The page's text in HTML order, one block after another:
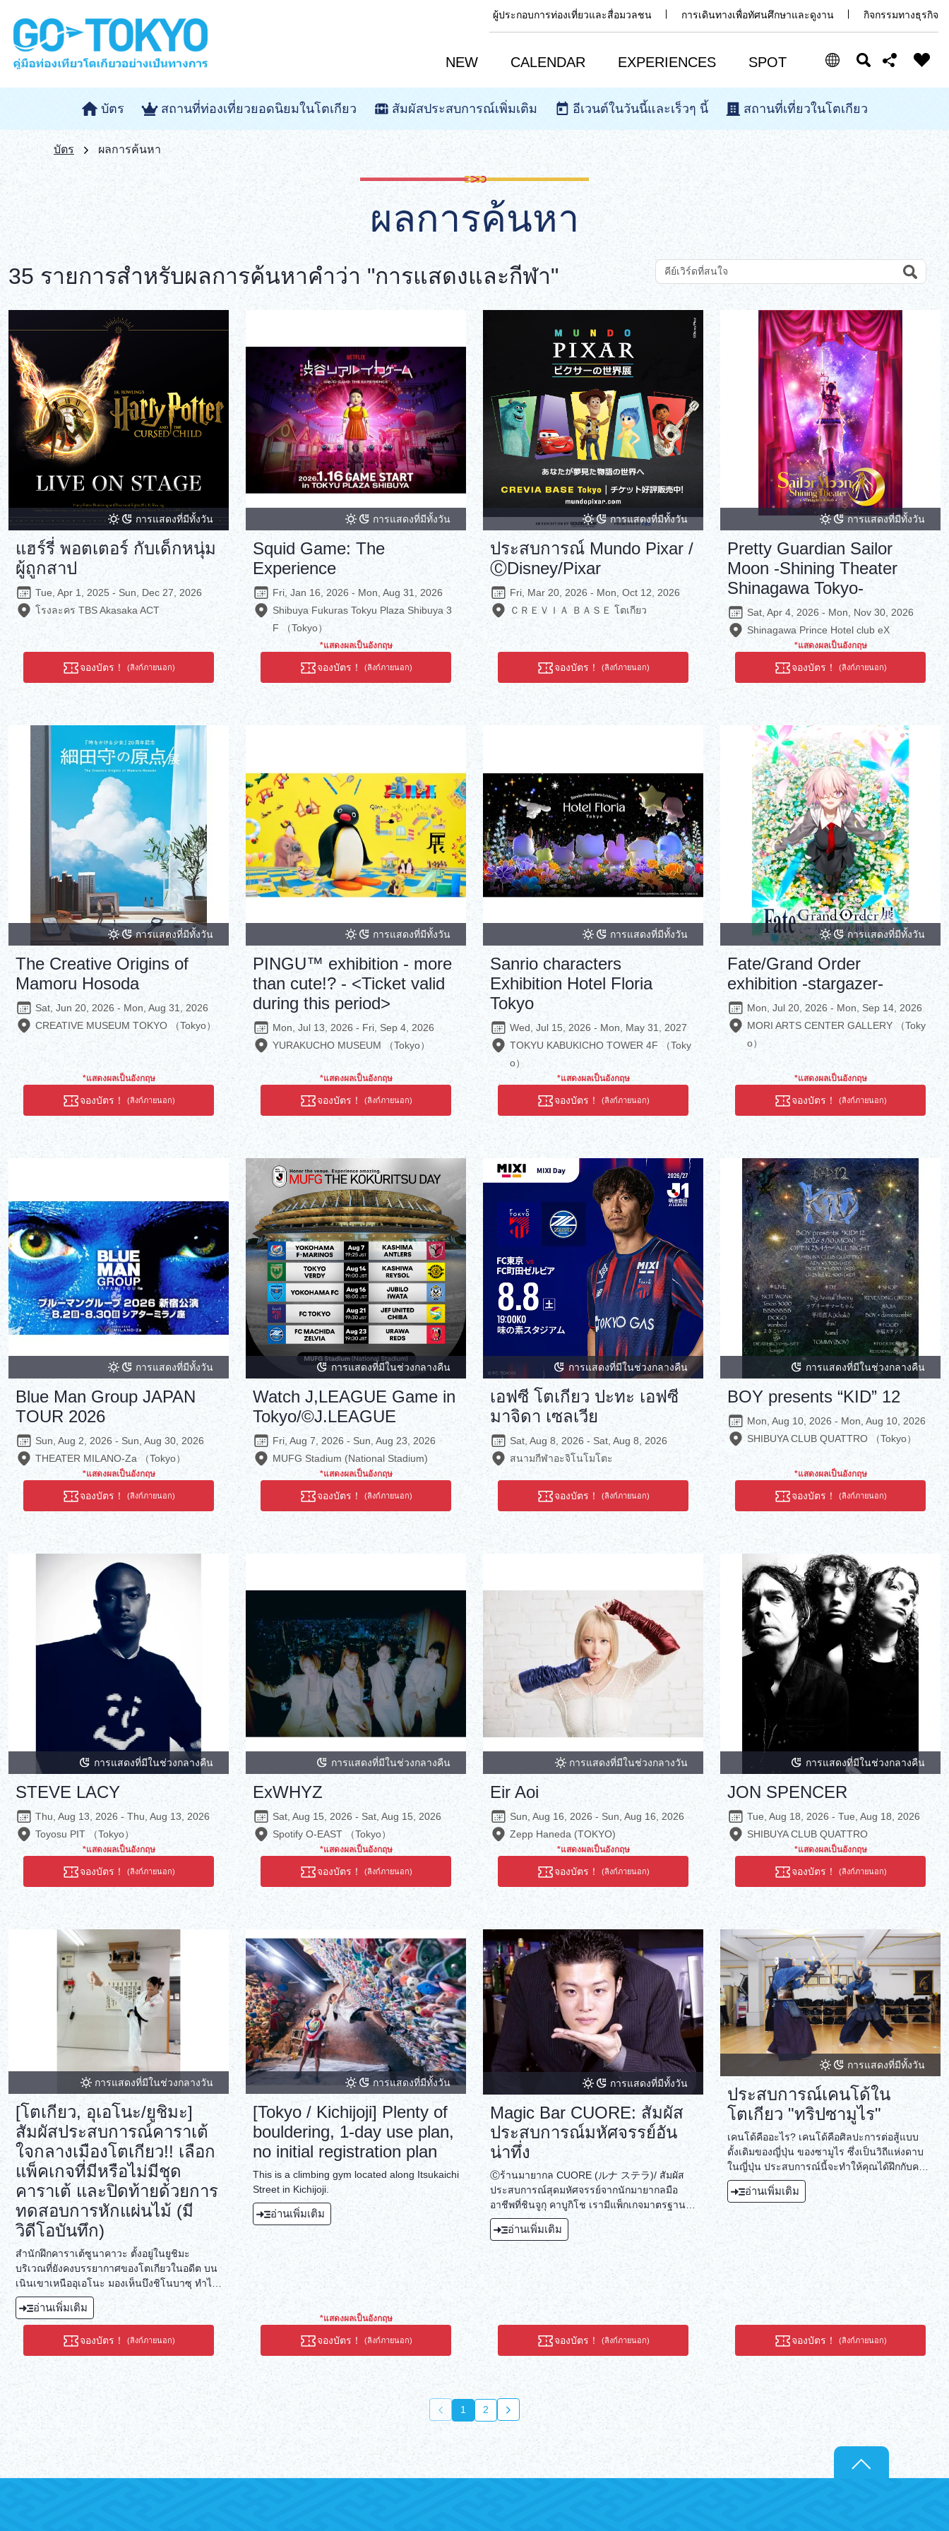
ผู้ประกอบการท่องเที่ยวและสื่อมวลชน การเดินทางเพื่อทัศนศึกษาและดูงาน กิจกรรมทางธุรกิจ
NEW CALENDAR EXPERIENCES SPOT
Select Language
ENGLISH
中文(简体)
中文(繁體/正體)
한글
ภาษาไทย
DEUTSCH
ITALIANO
ESPAÑOL
FRANÇAIS
Share this page
Facebook
X (Twitter)
Email
Copy URL
บัตร สถานที่ท่องเที่ยวยอดนิยมในโตเกียว สัมผัสประสบการณ์เพิ่มเติม อีเวนต์ในวันนี้และเร็วๆ นี้ สถานที่เที่ยวในโตเกียว
บัตร ผลการค้นหา
ผลการค้นหา
35 รายการสำหรับผลการค้นหาคำว่า "การแสดงและกีฬา"
Search
ค้นหาสถานที่ท่องเที่ยวด้วยคีย์เวิร์ด
การแสดงที่มีทั้งวัน
แฮร์รี่ พอตเตอร์ กับเด็กหนุ่ม
ผู้ถูกสาป
Tue, Apr 1, 2025 - Sun, Dec 27, 2026
โรงละคร TBS Akasaka ACT
จองบัตร！ (ลิงก์ภายนอก)
การแสดงที่มีทั้งวัน
Squid Game: The
Experience
Fri, Jan 16, 2026 - Mon, Aug 31, 2026
Shibuya Fukuras Tokyu Plaza Shibuya 3
F （Tokyo）
*แสดงผลเป็นอังกฤษ
จองบัตร！ (ลิงก์ภายนอก)
การแสดงที่มีทั้งวัน
ประสบการณ์ Mundo Pixar /
ⒸDisney/Pixar
Fri, Mar 20, 2026 - Mon, Oct 12, 2026
ＣＲＥＶＩＡ ＢＡＳＥ โตเกียว
จองบัตร！ (ลิงก์ภายนอก)
การแสดงที่มีทั้งวัน
Pretty Guardian Sailor
Moon -Shining Theater
Shinagawa Tokyo-
Sat, Apr 4, 2026 - Mon, Nov 30, 2026
Shinagawa Prince Hotel club eX
*แสดงผลเป็นอังกฤษ
จองบัตร！ (ลิงก์ภายนอก)
การแสดงที่มีทั้งวัน
The Creative Origins of
Mamoru Hosoda
Sat, Jun 20, 2026 - Mon, Aug 31, 2026
CREATIVE MUSEUM TOKYO （Tokyo）
*แสดงผลเป็นอังกฤษ
จองบัตร！ (ลิงก์ภายนอก)
การแสดงที่มีทั้งวัน
PINGU™ exhibition - more
than cute!? - <Ticket valid
during this period>
Mon, Jul 13, 2026 - Fri, Sep 4, 2026
YURAKUCHO MUSEUM （Tokyo）
*แสดงผลเป็นอังกฤษ
จองบัตร！ (ลิงก์ภายนอก)
การแสดงที่มีทั้งวัน
Sanrio characters
Exhibition Hotel Floria
Tokyo
Wed, Jul 15, 2026 - Mon, May 31, 2027
TOKYU KABUKICHO TOWER 4F （Toky
o）
*แสดงผลเป็นอังกฤษ
จองบัตร！ (ลิงก์ภายนอก)
การแสดงที่มีทั้งวัน
Fate/Grand Order
exhibition -stargazer-
Mon, Jul 20, 2026 - Mon, Sep 14, 2026
MORI ARTS CENTER GALLERY （Toky
o）
*แสดงผลเป็นอังกฤษ
จองบัตร！ (ลิงก์ภายนอก)
การแสดงที่มีทั้งวัน
Blue Man Group JAPAN
TOUR 2026
Sun, Aug 2, 2026 - Sun, Aug 30, 2026
THEATER MILANO-Za （Tokyo）
*แสดงผลเป็นอังกฤษ
จองบัตร！ (ลิงก์ภายนอก)
การแสดงที่มีในช่วงกลางคืน
Watch J,LEAGUE Game in
Tokyo/©J.LEAGUE
Fri, Aug 7, 2026 - Sun, Aug 23, 2026
MUFG Stadium (National Stadium)
*แสดงผลเป็นอังกฤษ
จองบัตร！ (ลิงก์ภายนอก)
การแสดงที่มีในช่วงกลางคืน
เอฟซี โตเกียว ปะทะ เอฟซี
มาจิดา เซลเวีย
Sat, Aug 8, 2026 - Sat, Aug 8, 2026
สนามกีฬาอะจิโนโมโตะ
จองบัตร！ (ลิงก์ภายนอก)
การแสดงที่มีในช่วงกลางคืน
BOY presents “KID” 12
Mon, Aug 10, 2026 - Mon, Aug 10, 2026
SHIBUYA CLUB QUATTRO （Tokyo）
*แสดงผลเป็นอังกฤษ
จองบัตร！ (ลิงก์ภายนอก)
การแสดงที่มีในช่วงกลางคืน
STEVE LACY
Thu, Aug 13, 2026 - Thu, Aug 13, 2026
Toyosu PIT （Tokyo）
*แสดงผลเป็นอังกฤษ
จองบัตร！ (ลิงก์ภายนอก)
การแสดงที่มีในช่วงกลางคืน
ExWHYZ
Sat, Aug 15, 2026 - Sat, Aug 15, 2026
Spotify O-EAST （Tokyo）
*แสดงผลเป็นอังกฤษ
จองบัตร！ (ลิงก์ภายนอก)
การแสดงที่มีในช่วงกลางวัน
Eir Aoi
Sun, Aug 16, 2026 - Sun, Aug 16, 2026
Zepp Haneda (TOKYO)
*แสดงผลเป็นอังกฤษ
จองบัตร！ (ลิงก์ภายนอก)
การแสดงที่มีในช่วงกลางคืน
JON SPENCER
Tue, Aug 18, 2026 - Tue, Aug 18, 2026
SHIBUYA CLUB QUATTRO
*แสดงผลเป็นอังกฤษ
จองบัตร！ (ลิงก์ภายนอก)
การแสดงที่มีในช่วงกลางวัน
[โตเกียว, อุเอโนะ/ยูชิมะ]
สัมผัสประสบการณ์คาราเต้
ใจกลางเมืองโตเกียว!! เลือก
แพ็คเกจที่มีหรือไม่มีชุด
คาราเต้ และปิดท้ายด้วยการ
ทดสอบการหักแผ่นไม้ (มี
วิดีโอบันทึก)
สำนักฝึกคาราเต้ซูนาคาวะ ตั้งอยู่ในยูชิมะ
บริเวณที่ยังคงบรรยากาศของโตเกียวในอดีต บน
เนินเขาเหนืออุเอโนะ มองเห็นบึงชิโนบาซุ ทำไม
ไม่ลองสัมผัส "คาราเต้" แบบญี่ปุ่นดั้งเดิมดูล่ะ?
เราจะเน้นที่การเคลื่อนไหวพื้นฐานของคาราเต้
เช่น การชกและการเตะ คุณจะได้เรียนรู้เทคนิค
การโจมตีและการป้องกันที่หลากหลาย เมื่อจบ
การฝึก คุณจะถูกท้าให้ "หัก" แผ่นไม้ (สามารถ
ยกเลิกได้) ผู้สอนคือ คุมิโกะ ซูนาคาวะ ระดับ 6
องค์กรคาราเต้ที่ใหญ่ที่สุดในโลก อาจารย์ซูนาคา
วะ ผู้ชนะเลิศการแข่งขันคุมิเตะชิงแชมป์ทั่ว
ประเทศญี่ปุ่นและได้อันดับสองในการแข่งขัน
เวิลด์คัพ จะให้คำแนะนำอย่างละเอียดและเอาใจ
ใส่ เราใส่ใจในเรื่องความปลอดภัยเป็นอย่างยิ่ง
อ่านเพิ่มเติม
จองบัตร！ (ลิงก์ภายนอก)
การแสดงที่มีทั้งวัน
[Tokyo / Kichijoji] Plenty of
bouldering, 1-day use plan,
no initial registration plan
This is a climbing gym located along Itsukaichi
Street in Kichijoji.
อ่านเพิ่มเติม
*แสดงผลเป็นอังกฤษ
จองบัตร！ (ลิงก์ภายนอก)
การแสดงที่มีทั้งวัน
Magic Bar CUORE: สัมผัส
ประสบการณ์มหัศจรรย์อัน
น่าทึ่ง
Ⓒร้านมายากล CUORE (ルナ ステラ)/ สัมผัส
ประสบการณ์สุดมหัศจรรย์จากนักมายากลมือ
อาชีพที่ชินจูกุ คาบูกิโช เรามีแพ็กเกจมาตรฐาน
พร้อมเครื่องดื่มหนึ่งแก้ว และแพ็กเกจเครื่องดื่มไม่
อั้น อ่านเพิ่มเติม
จองบัตร！ (ลิงก์ภายนอก)
การแสดงที่มีทั้งวัน
ประสบการณ์เคนโด้ใน
โตเกียว "ทริปซามูไร"
เคนโด้คืออะไร? เคนโด้คือศิลปะการต่อสู้แบบ
ดั้งเดิมของญี่ปุ่น ของซามูไร ซึ่งเป็นวิถีแห่งดาบ
ในญี่ปุ่น ประสบการณ์นี้จะทำให้คุณได้ฝึกกับครู
สอนเคนโด้ที่มีประสบการณ์มากกว่า 30 ปี
อ่านเพิ่มเติม
จองบัตร！ (ลิงก์ภายนอก)
1 2